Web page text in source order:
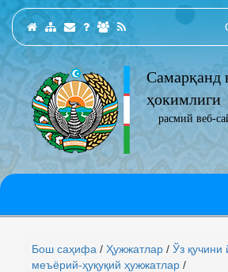
Самарқанд
ҳокимлиги
расмий веб-
Бош саҳифа / Ҳужжатлар / Ўз қучини
меъёрий-ҳуқуқий ҳужжатлар /